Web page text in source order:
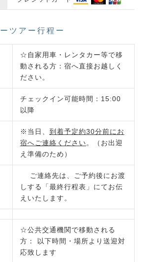
ーツアー行程ー
☆自家用車・レンタカー等で移
動される方：宿へ直接お越しく
ださい。
チェックイン可能時間：15:00
以降
※当日、 到着予定約30分前にお
宿へご連絡ください。（お出迎
え準備のため）
ご連絡先は、ご予約後にお渡
しする「最終行程表」にてお伝
えいたします。
☆公共交通機関で移動される
方： 以下時間・場所より送迎対
応致します